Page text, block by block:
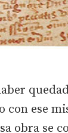
con ese
obra se